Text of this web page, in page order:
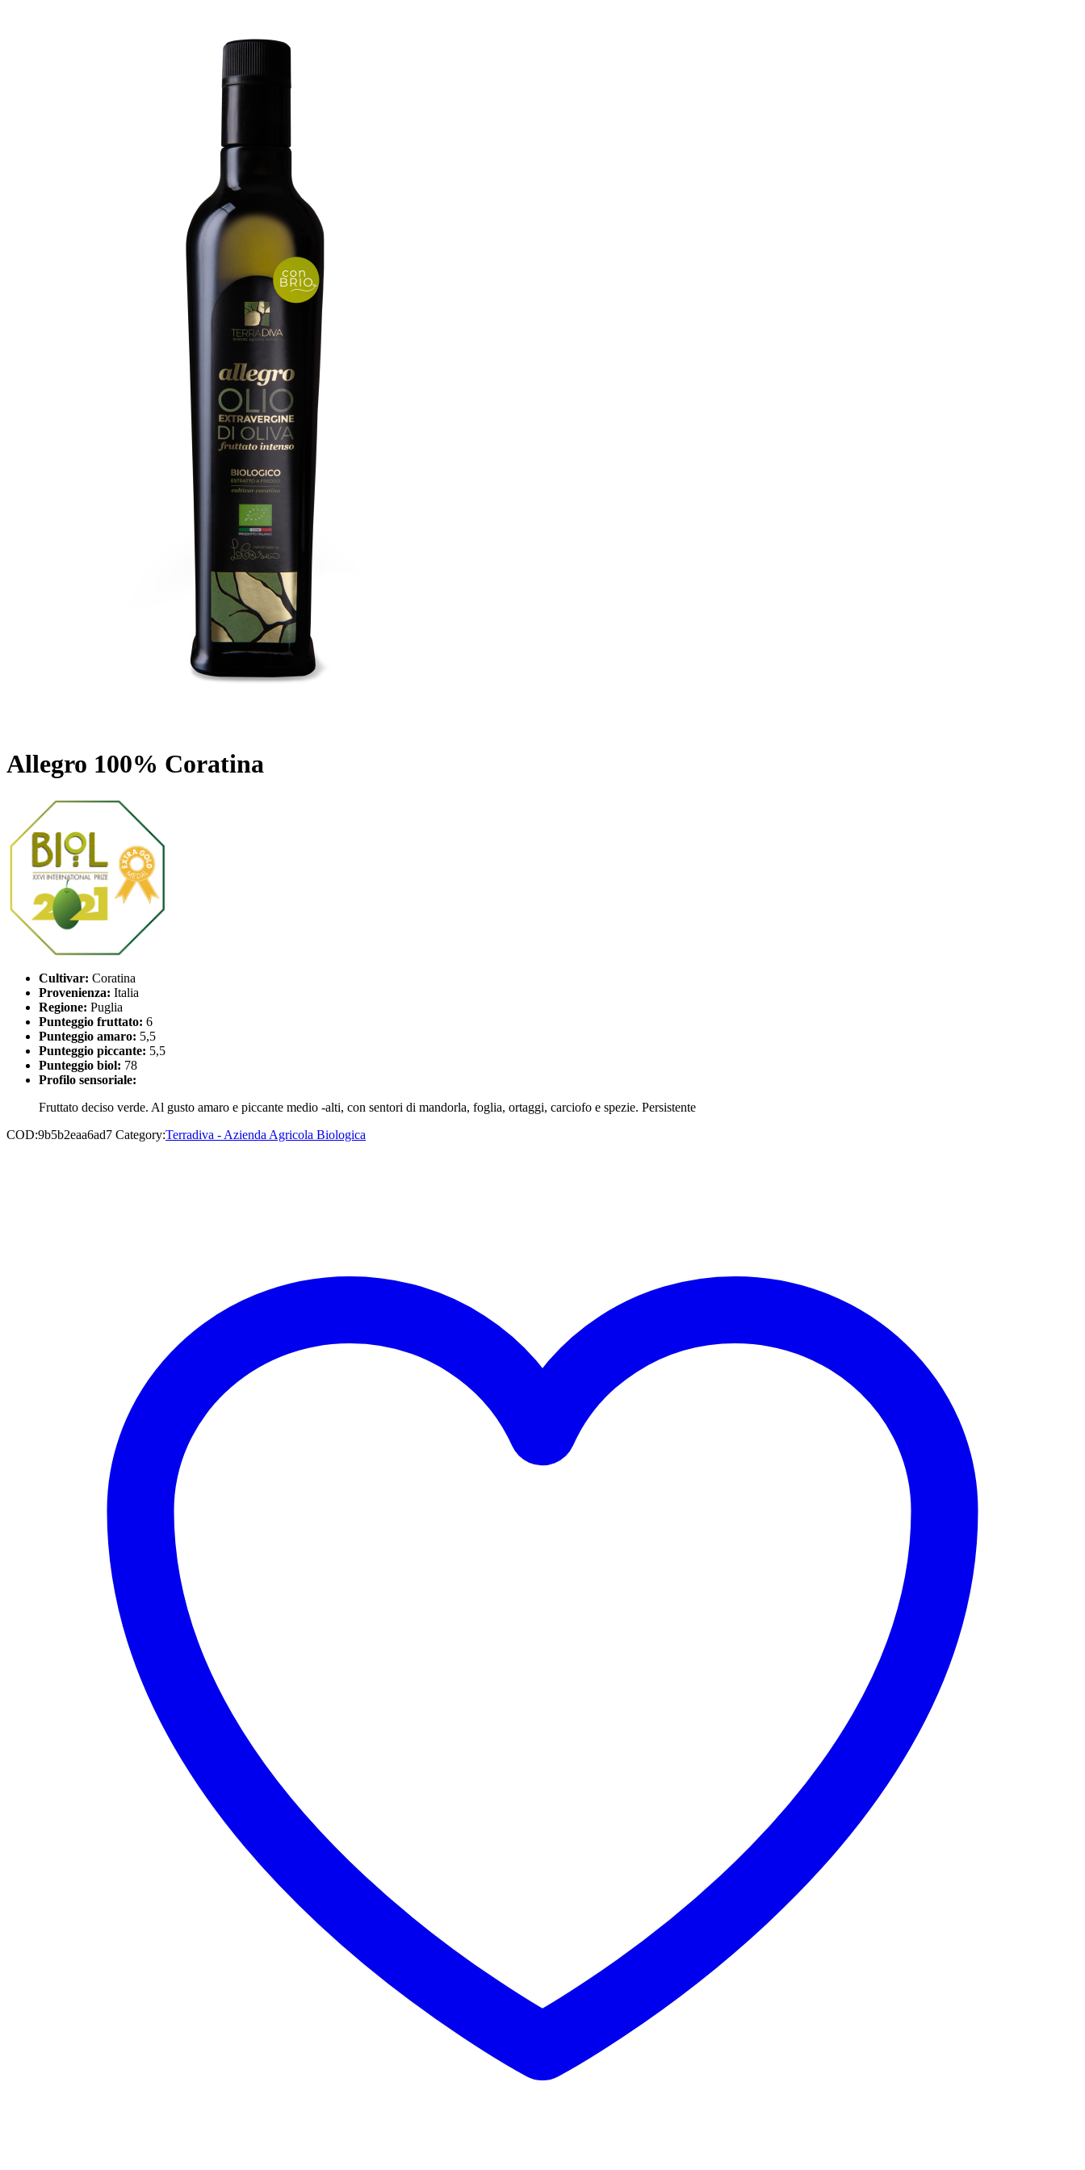
Allegro 100% Coratina
Cultivar: Coratina
Provenienza: Italia
Regione: Puglia
Punteggio fruttato: 6
Punteggio amaro: 5,5
Punteggio piccante: 5,5
Punteggio biol: 78
Profilo sensoriale:
Fruttato deciso verde. Al gusto amaro e piccante medio -alti, con sentori di mandorla, foglia, ortaggi, carciofo e spezie. Persistente
COD:9b5b2eaa6ad7 Category:Terradiva - Azienda Agricola Biologica